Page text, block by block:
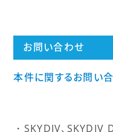
お問い合わせ
本件に関するお問い
SKYDIV、SKYDIV